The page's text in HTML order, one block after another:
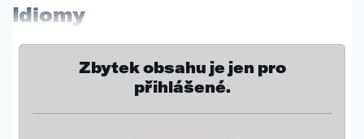
Idiomy
Zbytek obsahu je jen pro
přihlášené.